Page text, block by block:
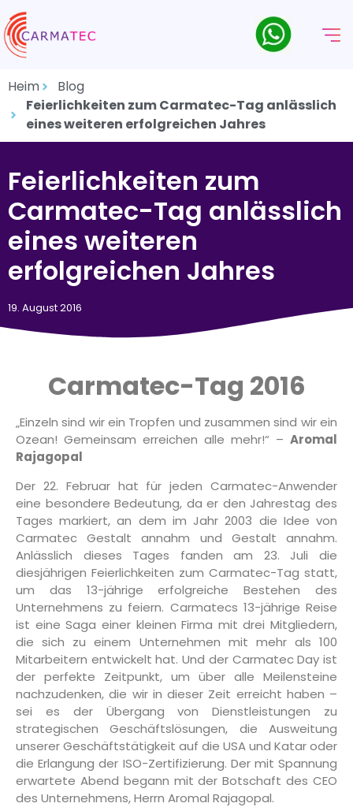
Heim
Blog
Feierlichkeiten zum Carmatec-Tag anlässlich
eines weiteren erfolgreichen Jahres
Feierlichkeiten zum
Carmatec-Tag anlässlich
eines weiteren
erfolgreichen Jahres
19. August 2016
Carmatec-Tag 2016
„Einzeln sind wir ein Tropfen und zusammen sind wir ein
Ozean! Gemeinsam erreichen alle mehr!“ – Aromal
Rajagopal
Der 22. Februar hat für jeden Carmatec-Anwender
eine besondere Bedeutung, da er den Jahrestag des
Tages markiert, an dem im Jahr 2003 die Idee von
Carmatec Gestalt annahm und Gestalt annahm.
Anlässlich dieses Tages fanden am 23. Juli die
diesjährigen Feierlichkeiten zum Carmatec-Tag statt,
um das 13-jährige erfolgreiche Bestehen des
Unternehmens zu feiern. Carmatecs 13-jährige Reise
ist eine Saga einer kleinen Firma mit drei Mitgliedern,
die sich zu einem Unternehmen mit mehr als 100
Mitarbeitern entwickelt hat. Und der Carmatec Day ist
der perfekte Zeitpunkt, um über alle Meilensteine
nachzudenken, die wir in dieser Zeit erreicht haben –
sei es der Übergang von Dienstleistungen zu
strategischen Geschäftslösungen, die Ausweitung
unserer Geschäftstätigkeit auf die USA und Katar oder
die Erlangung der ISO-Zertifizierung. Der mit Spannung
erwartete Abend begann mit der Botschaft des CEO
des Unternehmens, Herrn Aromal Rajagopal.